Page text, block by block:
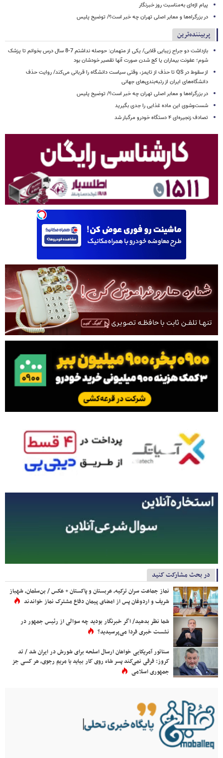
پیام اژه‌ای به‌مناسبت روز خبرنگار
در بزرگراه‌ها و معابر اصلی تهران چه خبر است؟/ توضیح پلیس
پربیننده‌ترین
بازداشت دو جراح زیبایی قلابی/ یکی از متهمان: حوصله نداشتم 7-8 سال درس بخوانم تا پزشک
شوم؛ عفونت بیماران یا کج شدن صورت آنها تقصیر خودشان بود
از سقوط در QS تا حذف از تایمز، وقتی سیاست دانشگاه را قربانی می‌کند/ روایت حذف
دانشگاه‌های ایران از رتبه‌بندی‌های جهانی
در بزرگراه‌ها و معابر اصلی تهران چه خبر است؟/ توضیح پلیس
شست‌وشوی این ماده غذایی را جدی بگیرید
تصادف زنجیره‌ای ۴ دستگاه خودرو مرگبار شد
در بحث مشارکت کنید
نماز جماعت سران ترکیه، عربستان و پاکستان + عکس / بن‌سلمان، شهباز
شریف و اردوغان پس از امضای پیمان دفاع مشترک نماز خواندند
شما نظر بدهید/ اگر خبرنگار بودید چه سوالی از رئیس جمهور در
نشست خبری فردا می‌پرسیدید؟
سناتور آمریکایی خواهان ارسال اسلحه برای شورش در ایران شد / تد
کروز: فرقی نمی‌کند پسر شاه روی کار بیاید یا مریم رجوی، هر کسی جز
جمهوری اسلامی